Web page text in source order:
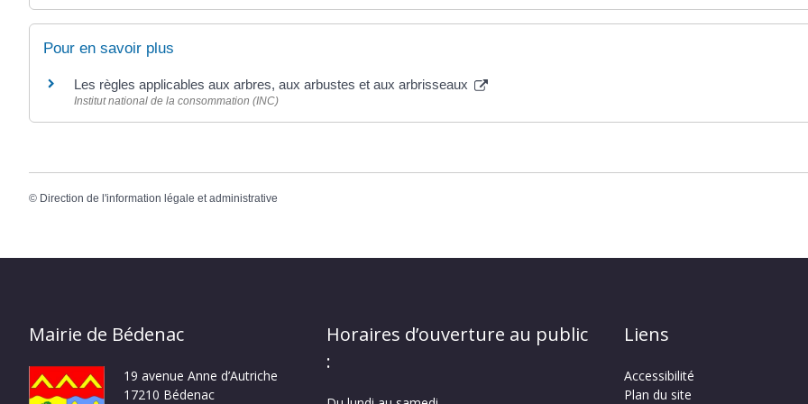
Pour en savoir plus
Les règles applicables aux arbres, aux arbustes et aux arbrisseaux
Institut national de la consommation (INC)
© Direction de l'information légale et administrative
Mairie de Bédenac
19 avenue Anne d’Autriche
17210 Bédenac
Horaires d’ouverture au public
:
Liens
Accessibilité
Plan du site